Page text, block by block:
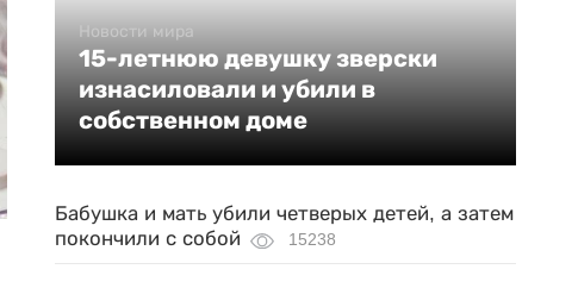
Новости мира
15-летнюю девушку зверски
изнасиловали и убили в
собственном доме
Бабушка и мать убили четверых детей, а затем
покончили с собой
15238